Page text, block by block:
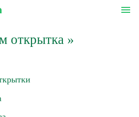
menu
открытка»